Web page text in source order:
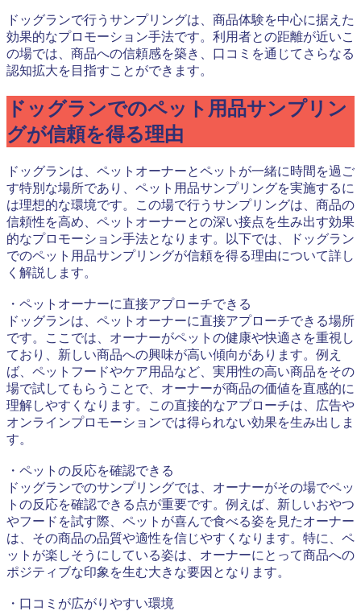
ドッグランで行うサンプリングは、商品体験を中心に据えた
効果的なプロモーション手法です。利用者との距離が近いこ
の場では、商品への信頼感を築き、口コミを通じてさらなる
認知拡大を目指すことができます。
ドッグランでのペット用品サンプリン
グが信頼を得る理由
ドッグランは、ペットオーナーとペットが一緒に時間を過ご
す特別な場所であり、ペット用品サンプリングを実施するに
は理想的な環境です。この場で行うサンプリングは、商品の
信頼性を高め、ペットオーナーとの深い接点を生み出す効果
的なプロモーション手法となります。以下では、ドッグラン
でのペット用品サンプリングが信頼を得る理由について詳し
く解説します。
・ペットオーナーに直接アプローチできる
ドッグランは、ペットオーナーに直接アプローチできる場所
です。ここでは、オーナーがペットの健康や快適さを重視し
ており、新しい商品への興味が高い傾向があります。例え
ば、ペットフードやケア用品など、実用性の高い商品をその
場で試してもらうことで、オーナーが商品の価値を直感的に
理解しやすくなります。この直接的なアプローチは、広告や
オンラインプロモーションでは得られない効果を生み出しま
す。
・ペットの反応を確認できる
ドッグランでのサンプリングでは、オーナーがその場でペッ
トの反応を確認できる点が重要です。例えば、新しいおやつ
やフードを試す際、ペットが喜んで食べる姿を見たオーナー
は、その商品の品質や適性を信じやすくなります。特に、ペ
ットが楽しそうにしている姿は、オーナーにとって商品への
ポジティブな印象を生む大きな要因となります。
・口コミが広がりやすい環境